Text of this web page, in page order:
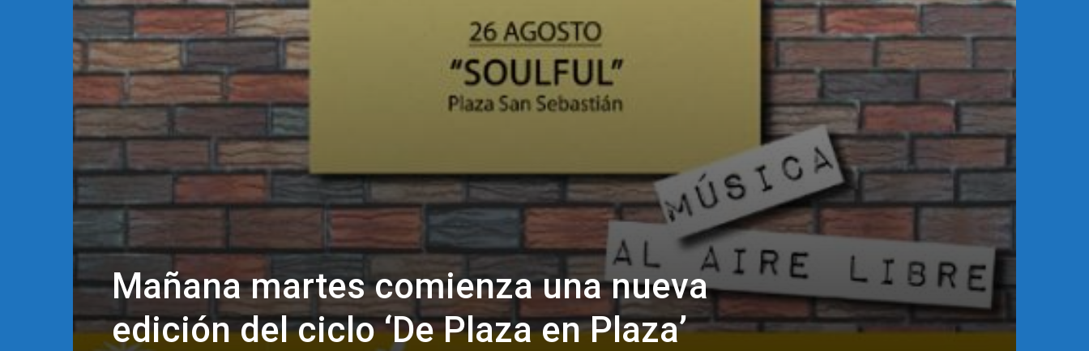
Mañana martes comienza una nueva
edición del ciclo ‘De Plaza en Plaza’